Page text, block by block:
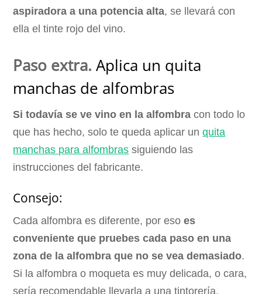
aspiradora a una potencia alta, se llevará con
ella el tinte rojo del vino.
Paso extra. Aplica un quita
manchas de alfombras
Si todavía se ve vino en la alfombra con todo lo
que has hecho, solo te queda aplicar unquita
manchas para alfombras siguiendo las
instrucciones del fabricante.
Consejo:
Cada alfombra es diferente, por esoes
conveniente que pruebes cada paso en una
zona de la alfombra que no se vea demasiado.
Si la alfombra o moqueta es muy delicada, o cara,
sería recomendable llevarla a una tintorería.